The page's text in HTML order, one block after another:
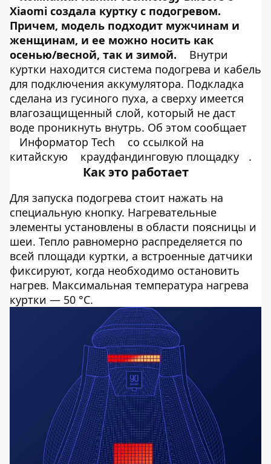
Xiaomi создала куртку с подогревом.
Причем, модель подходит мужчинам и
женщинам, и ее можно носить как
осенью/весной, так и зимой.
Внутри
куртки находится система подогрева и кабель
для подключения аккумулятора. Подкладка
сделана из гусиного пуха, а сверху имеется
влагозащищенный слой, который не даст
воде проникнуть внутрь. Об этом сообщает
Информатор Tech
со ссылкой на
китайскую
краудфандинговую площадку .
Как это работает
Для запуска подогрева стоит нажать на
специальную кнопку. Нагревательные
элементы установлены в области поясницы и
шеи. Тепло равномерно распределяется по
всей площади куртки, а встроенные датчики
фиксируют, когда необходимо остановить
нагрев. Максимальная температура нагрева
куртки — 50 °C.